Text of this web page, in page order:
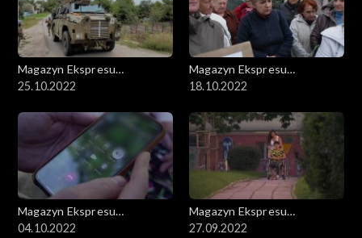
Magazyn Ekspresu
Reporterów
25.10.2022
Magazyn Ekspresu
Reporterów
18.10.2022
Magazyn Ekspresu
Reporterów
04.10.2022
Magazyn Ekspresu
Reporterów
27.09.2022